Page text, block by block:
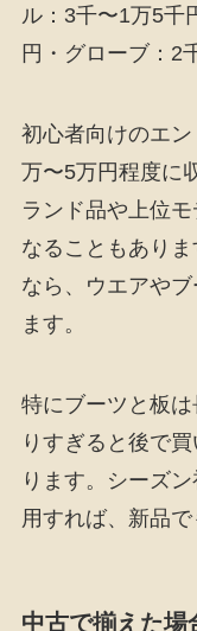
ル：3千〜1万5千
円・グローブ：2
初心者向けのエ
万〜5万円程度に
ランド品や上位
なることもあり
なら、ウエアや
ます。
特にブーツと板
りすぎると後で
ります。シーズ
用すれば、新品
中古で揃えた場